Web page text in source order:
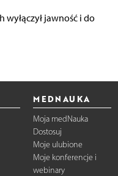
wyłączył jawność i do
MEDNAUKA
Moja medNauka
Dostosuj
Moje ulubione
Moje konferencje i
webinary